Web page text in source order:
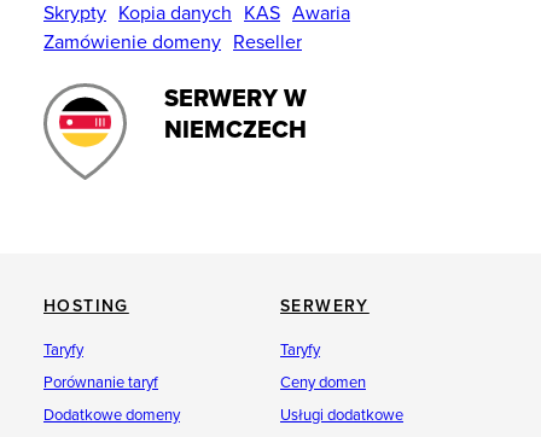
Skrypty Kopia danych KAS Awaria
Zamówienie domeny Reseller
SERWERY W
NIEMCZECH
HOSTING
Taryfy
Porównanie taryf
Dodatkowe domeny
SERWERY
Taryfy
Ceny domen
Usługi dodatkowe